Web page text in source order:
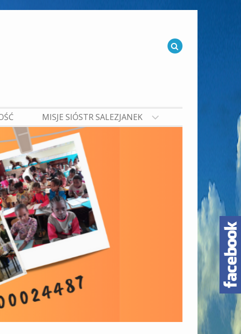
MISJE SIÓSTR SALEZJANEK